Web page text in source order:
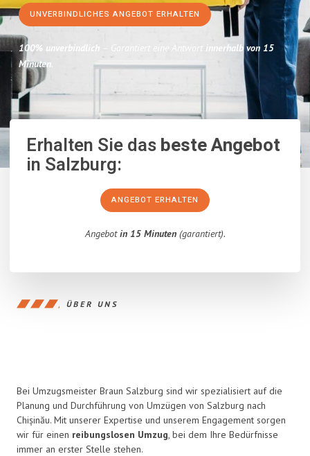
UNVERBINDLICHES ANGEBOT ERHALTEN
100% unverbindlich – Garantiert eine Antwort innerhalb von 15
Minuten.
Erhalten Sie dasbeste Angebot
in Salzburg:
ANGEBOT ERHALTEN
Angebotin 15 Minuten(garantiert).
ÜBER UNS
Bei Umzugsmeister Braun Salzburg sind wir spezialisiert auf die
Planung und Durchführung von Umzügen von Salzburg nach
Chișinău. Mit unserer Expertise und unserem Engagement sorgen
wir für einen reibungslosen Umzug, bei dem Ihre Bedürfnisse
immer an erster Stelle stehen.